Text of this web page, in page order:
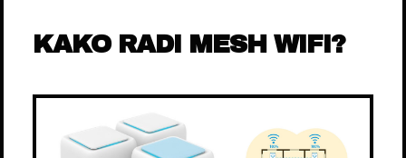
KAKO RADI MESH WIFI?